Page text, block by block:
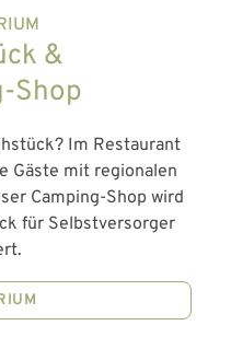
&
Shop
Im Restaurant
Gäste mit regionalen
Camping-Shop wird
für Selbstversorger